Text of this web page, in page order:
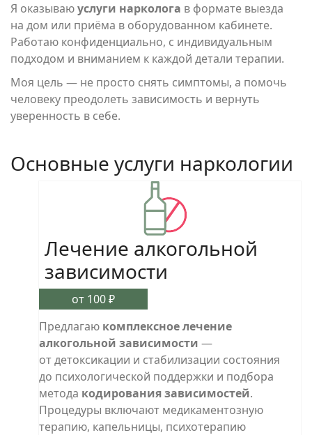
Я оказываюуслуги нарколога в формате выезда
на дом или приёма в оборудованном кабинете.
Работаю конфиденциально, с индивидуальным
подходом и вниманием к каждой детали терапии.
Моя цель — не просто снять симптомы, а помочь
человеку преодолеть зависимость и вернуть
уверенность в себе.
Основные услуги наркологии
Лечение алкогольной
зависимости
от 100 ₽
Предлагаю комплексное лечение
алкогольной зависимости —
от детоксикации и стабилизации состояния
до психологической поддержки и подбора
метода кодирования зависимостей.
Процедуры включают медикаментозную
терапию, капельницы, психотерапию